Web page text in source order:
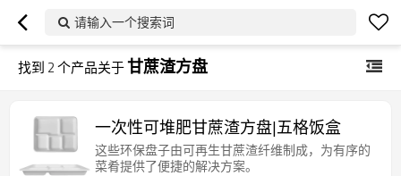
请输入一个搜索词
找到 2个产品关于甘蔗渣方盘
一次性可堆肥甘蔗渣方盘|五格饭盒
这些环保盘子由可再生甘蔗渣纤维制成，为有序的
菜肴提供了便捷的解决方案。